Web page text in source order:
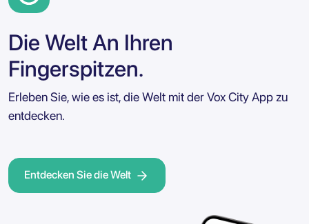
Die Welt An Ihren
Fingerspitzen.
Erleben Sie, wie es ist, die Welt mit der Vox City App zu
entdecken.
Entdecken Sie die Welt